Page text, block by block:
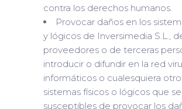
contra los derechos humanos.
Provocar daños en los
y lógicos de Inversimedia S.L.,
proveedores o de terceras
introducir o difundir en la red
informáticos o cualesquiera
sistemas físicos o lógicos que
susceptibles de provocar los